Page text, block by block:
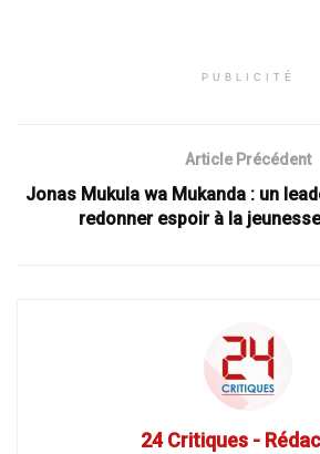
PUBLICITÉ
Article Précédent
Jonas Mukula wa Mukanda : un
redonner espoir à la
24 Critiques -